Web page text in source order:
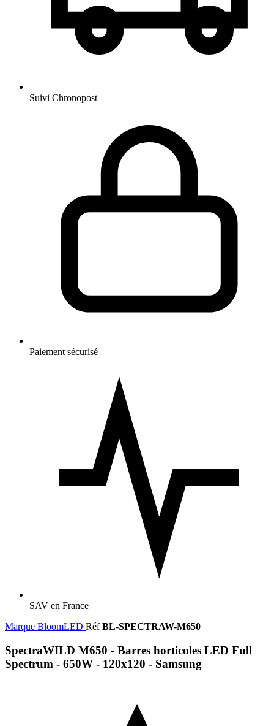
Suivi Chronopost
Paiement sécurisé
SAV en France
Marque BloomLED RéfBL-SPECTRAW-M650
SpectraWILD M650 - Barres horticoles LED Full
Spectrum - 650W - 120x120 - Samsung